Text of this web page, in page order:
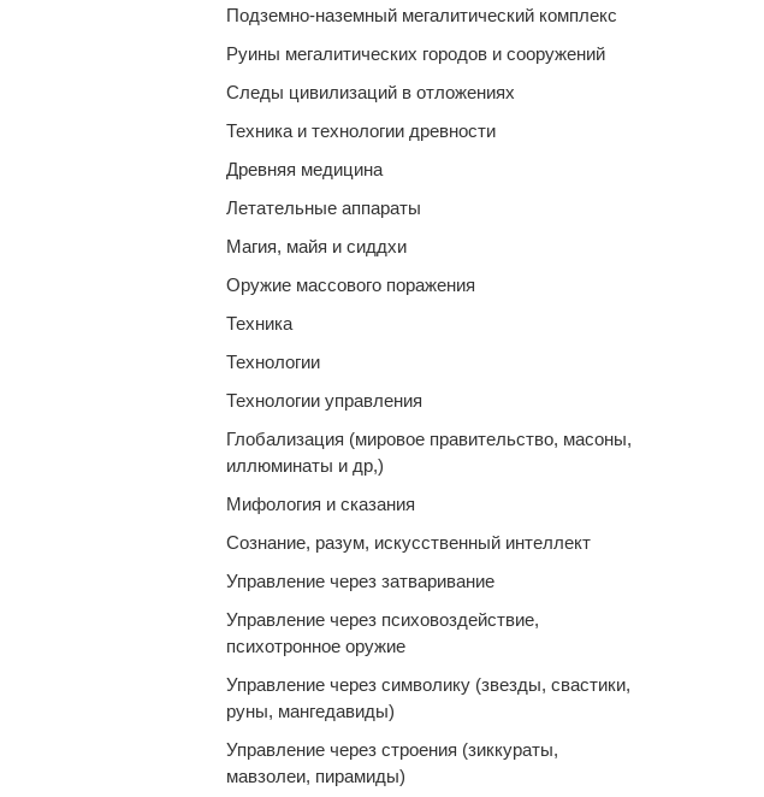
Подземно-наземный мегалитический комплекс
Руины мегалитических городов и сооружений
Следы цивилизаций в отложениях
Техника и технологии древности
Древняя медицина
Летательные аппараты
Магия, майя и сиддхи
Оружие массового поражения
Техника
Технологии
Технологии управления
Глобализация (мировое правительство, масоны,
иллюминаты и др,)
Мифология и сказания
Сознание, разум, искусственный интеллект
Управление через затваривание
Управление через психовоздействие,
психотронное оружие
Управление через символику (звезды, свастики,
руны, мангедавиды)
Управление через строения (зиккураты,
мавзолеи, пирамиды)